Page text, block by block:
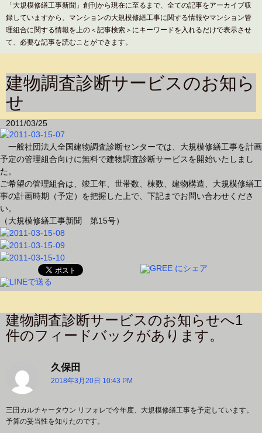
「大規模修繕工事新聞」創刊から現在に至るまで、全ての記事をアーカイブ収
録していますから、マンションの大規模修繕工事に関する情報やマンション管
理組合に関する情報を上の＜記事検索＞にキーワードを入れるだけで表示させ
て、必要な記事を読むことができます。
建物調査診断サービスのお知ら
せ
2011/03/25
一般社団法人全国建物調査診断センターでは、大規模修繕工事を計画
予定の管理組合向けに無料で建物調査診断サービスを開始いたしまし
た。
ご希望の管理組合は、竣工年、世帯数、棟数、建物構造、大規模修繕工
事の計画時期（予定）を把握した上で、下記までお問い合わせくださ
い。
（大規模修繕工事新聞 第15号）
建物調査診断サービスのお知らせへ1
件のフィードバックがあります。
久保田
:
2018年3月20日 10:43 PM
三田カルチャータウン リフォレで今年度、大規模修繕工事を予定しています。
予算の妥当性を知りたのです。